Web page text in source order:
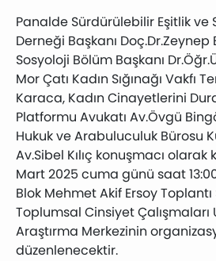
Panalde Sürdürülebilir Eşitlik ve
Derneği Başkanı
Sosyoloji Bölüm Başkanı
Mor Çatı Kadın Sığınağı Vakfı
Karaca, Kadın Cinayetlerini
Platformu Avukatı Av.Övgü
Hukuk ve Arabuluculuk Bürosu
Av.Sibel Kılıç konuşmacı olarak
Mart 2025 cuma günü saat
Blok Mehmet Akif Ersoy Toplantı
Toplumsal Cinsiyet
Araştırma Merkezinin
düzenlenecektir.